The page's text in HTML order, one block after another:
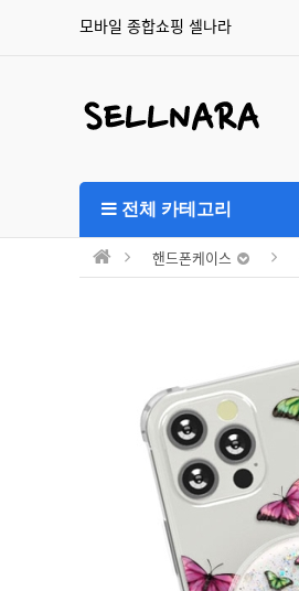
모바일 종합쇼핑 셀나라
전체 카테고리
핸드폰케이스